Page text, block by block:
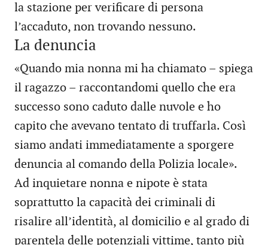
la stazione per verificare di persona
l’accaduto, non trovando nessuno.
La denuncia
«Quando mia nonna mi ha chiamato – spiega
il ragazzo – raccontandomi quello che era
successo sono caduto dalle nuvole e ho
capito che avevano tentato di truffarla. Così
siamo andati immediatamente a sporgere
denuncia al comando della Polizia locale».
Ad inquietare nonna e nipote è stata
soprattutto la capacità dei criminali di
risalire all’identità, al domicilio e al grado di
parentela delle potenziali vittime, tanto più